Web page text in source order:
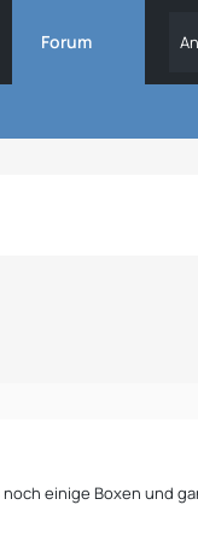
Forum
einige Boxen und